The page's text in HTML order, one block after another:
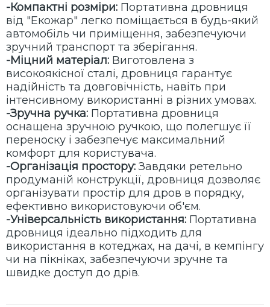
-Компактні розміри: Портативна дровниця
від "Екожар" легко поміщається в будь-який
автомобіль чи приміщення, забезпечуючи
зручний транспорт та зберігання.
-Міцний матеріал: Виготовлена з
високоякісної сталі, дровниця гарантує
надійність та довговічність, навіть при
інтенсивному використанні в різних умовах.
-Зручна ручка: Портативна дровниця
оснащена зручною ручкою, що полегшує її
переноску і забезпечує максимальний
комфорт для користувача.
-Організація простору: Завдяки ретельно
продуманій конструкції, дровниця дозволяє
організувати простір для дров в порядку,
ефективно використовуючи об'єм.
-Універсальність використання: Портативна
дровниця ідеально підходить для
використання в котеджах, на дачі, в кемпінгу
чи на пікніках, забезпечуючи зручне та
швидке доступ до дрів.